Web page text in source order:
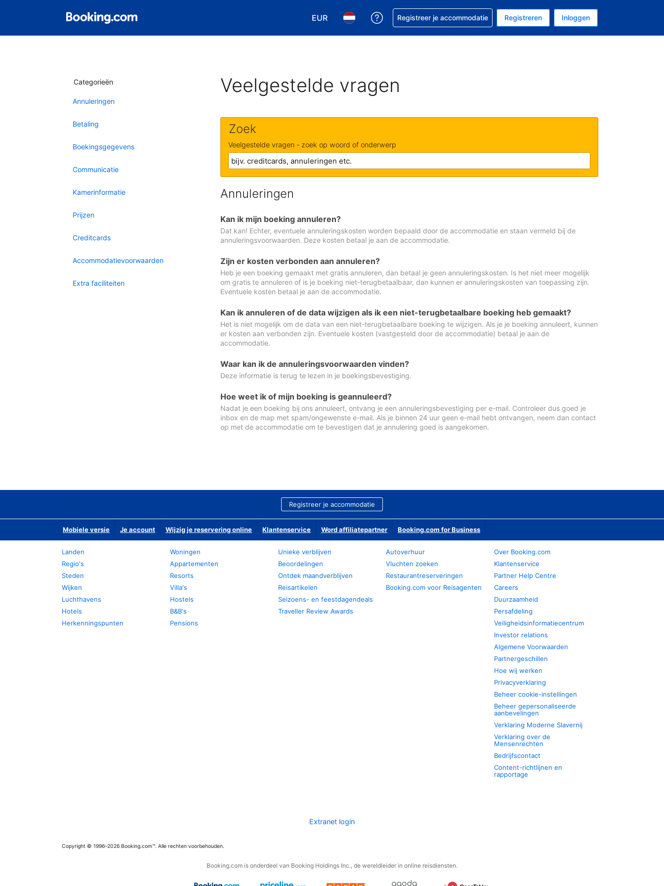
EUR
Kies je valuta. Je huidige valuta is EUR
Kies je taal. Je huidige taal is Nederlands
Krijg hulp bij je reservering
Registreer je accommodatie Registreren Inloggen
Categorieën
Annuleringen
Betaling
Boekingsgegevens
Communicatie
Kamerinformatie
Prijzen
Creditcards
Accommodatievoorwaarden
Extra faciliteiten
Veelgestelde vragen
Zoek
Veelgestelde vragen - zoek op woord of onderwerp
Annuleringen
Kan ik mijn boeking annuleren?
Dat kan! Echter, eventuele annuleringskosten worden bepaald door de accommodatie en staan vermeld bij de
annuleringsvoorwaarden. Deze kosten betaal je aan de accommodatie.
Zijn er kosten verbonden aan annuleren?
Heb je een boeking gemaakt met gratis annuleren, dan betaal je geen annuleringskosten. Is het niet meer mogelijk
om gratis te annuleren of is je boeking niet-terugbetaalbaar, dan kunnen er annuleringskosten van toepassing zijn.
Eventuele kosten betaal je aan de accommodatie.
Kan ik annuleren of de data wijzigen als ik een niet-terugbetaalbare boeking heb gemaakt?
Het is niet mogelijk om de data van een niet-terugbetaalbare boeking te wijzigen. Als je je boeking annuleert, kunnen
er kosten aan verbonden zijn. Eventuele kosten (vastgesteld door de accommodatie) betaal je aan de
accommodatie.
Waar kan ik de annuleringsvoorwaarden vinden?
Deze informatie is terug te lezen in je boekingsbevestiging.
Hoe weet ik of mijn boeking is geannuleerd?
Nadat je een boeking bij ons annuleert, ontvang je een annuleringsbevestiging per e-mail. Controleer dus goed je
inbox en de map met spam/ongewenste e-mail. Als je binnen 24 uur geen e-mail hebt ontvangen, neem dan contact
op met de accommodatie om te bevestigen dat je annulering goed is aangekomen.
Registreer je accommodatie
Mobiele versie Je account Wijzig je reservering online Klantenservice Word affiliatepartner Booking.com for Business
Landen
Regio's
Steden
Wijken
Luchthavens
Hotels
Herkenningspunten
Woningen
Appartementen
Resorts
Villa's
Hostels
B&B's
Pensions
Unieke verblijven
Beoordelingen
Ontdek maandverblijven
Reisartikelen
Seizoens- en feestdagendeals
Traveller Review Awards
Autoverhuur
Vluchten zoeken
Restaurantreserveringen
Booking.com voor Reisagenten
Over Booking.com
Klantenservice
Partner Help Centre
Careers
Duurzaamheid
Persafdeling
Veiligheidsinformatiecentrum
Investor relations
Algemene Voorwaarden
Partnergeschillen
Hoe wij werken
Privacyverklaring
Beheer cookie-instellingen
Beheer gepersonaliseerde
aanbevelingen
Verklaring Moderne Slavernij
Verklaring over de
Mensenrechten
Bedrijfscontact
Content-richtlijnen en
rapportage
Extranet login
Copyright © 1996–2026 Booking.com™. Alle rechten voorbehouden.
Booking.com is onderdeel van Booking Holdings Inc., de wereldleider in online reisdiensten.